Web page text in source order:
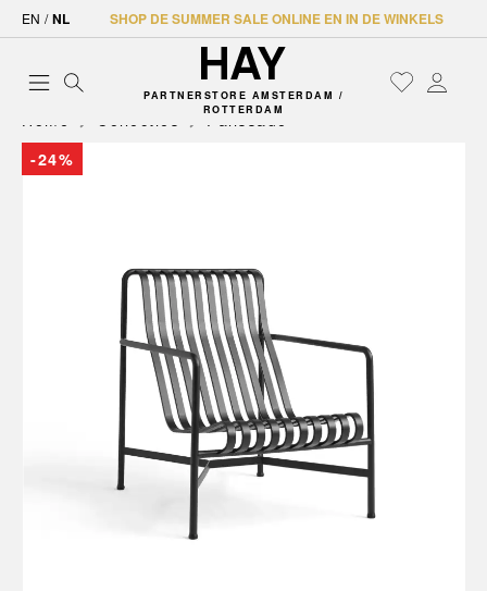
EN / NL SHOP DE SUMMER SALE ONLINE EN IN DE WINKELS
PARTNERSTORE AMSTERDAM /
ROTTERDAM
Home Collecties
Palissade
-24%